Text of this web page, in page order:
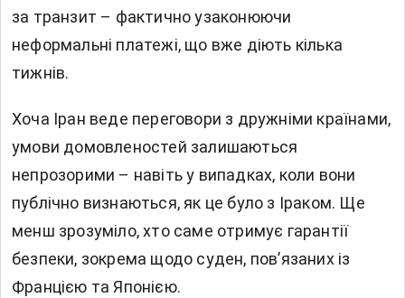
за транзит – фактично узаконюючи
неформальні платежі, що вже діють кілька
тижнів.
Хоча Іран веде переговори з дружніми країнами,
умови домовленостей залишаються
непрозорими – навіть у випадках, коли вони
публічно визнаються, як це було з Іраком. Ще
менш зрозуміло, хто саме отримує гарантії
безпеки, зокрема щодо суден, пов’язаних із
Францією та Японією.